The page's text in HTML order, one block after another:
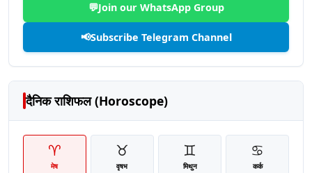
💬Join our WhatsApp Group
📢Subscribe Telegram Channel
दैनिक राशिफल (Horoscope)
♈
मेष
♉
वृषभ
♊
मिथुन
♋
कर्क